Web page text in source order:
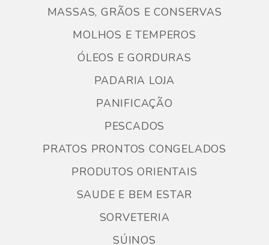
MASSAS, GRÃOS E CONSERVAS
MOLHOS E TEMPEROS
ÓLEOS E GORDURAS
PADARIA LOJA
PANIFICAÇÃO
PESCADOS
PRATOS PRONTOS CONGELADOS
PRODUTOS ORIENTAIS
SAUDE E BEM ESTAR
SORVETERIA
SÚINOS